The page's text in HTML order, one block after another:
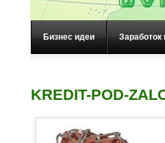
Бизнес идеи Заработок
KREDIT-POD-